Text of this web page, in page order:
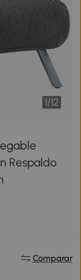
1/12
Respaldo
Comparar